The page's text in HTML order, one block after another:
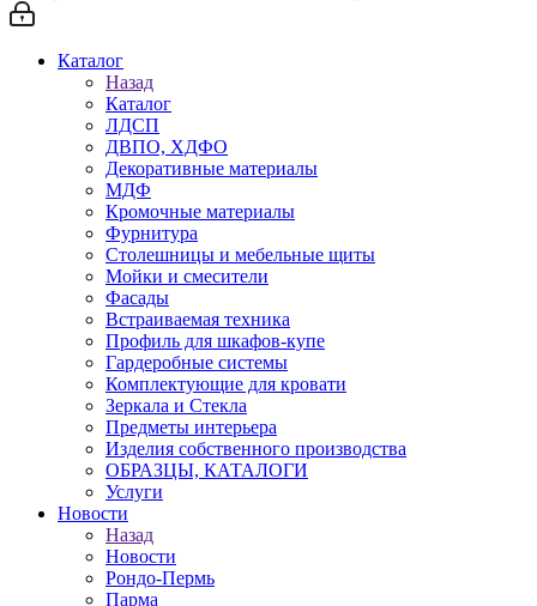
Каталог
Назад
Каталог
ЛДСП
ДВПО, ХДФО
Декоративные материалы
МДФ
Кромочные материалы
Фурнитура
Столешницы и мебельные щиты
Мойки и смесители
Фасады
Встраиваемая техника
Профиль для шкафов-купе
Гардеробные системы
Комплектующие для кровати
Зеркала и Стекла
Предметы интерьера
Изделия собственного производства
ОБРАЗЦЫ, КАТАЛОГИ
Услуги
Новости
Назад
Новости
Рондо-Пермь
Парма